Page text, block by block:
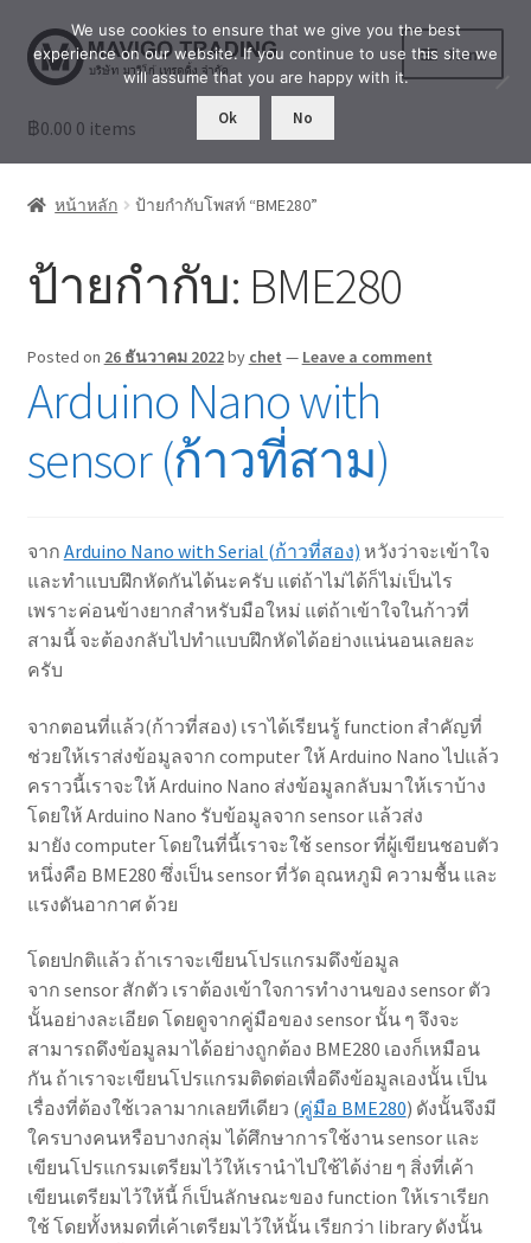
Skip
to
Skip
to
Menu
ร้านค้า
บัญชีผู้ใช้ของฉัน
฿0.00 0 items
หน้าหลัก ป้ายกำกับโพสท์ “BME280”
ป้ายกำกับ: BME280
Posted on 26 ธันวาคม 2022by chet — Leave a comment
Arduino Nano with
sensor (ก้าวที่สาม)
จาก Arduino Nano with Serial (ก้าวที่สอง) หวังว่าจะเข้าใจ
และทำแบบฝึกหัดกันได้นะครับ แต่ถ้าไม่ได้ก็ไม่เป็นไร
เพราะค่อนข้างยากสำหรับมือใหม่ แต่ถ้าเข้าใจในก้าวที่
สามนี้ จะต้องกลับไปทำแบบฝึกหัดได้อย่างแน่นอนเลยละ
ครับ
จากตอนที่แล้ว(ก้าวที่สอง) เราได้เรียนรู้ function สำคัญที่
ช่วยให้เราส่งข้อมูลจาก computer ให้ Arduino Nano ไปแล้ว
คราวนี้เราจะให้ Arduino Nano ส่งข้อมูลกลับมาให้เราบ้าง
โดยให้ Arduino Nano รับข้อมูลจาก sensor แล้วส่ง
มายัง computer โดยในที่นี้เราจะใช้ sensor ที่ผู้เขียนชอบตัว
หนึ่งคือ BME280 ซึ่งเป็น sensor ที่วัด อุณหภูมิ ความชื้น และ
แรงดันอากาศ ด้วย
โดยปกติแล้ว ถ้าเราจะเขียนโปรแกรมดึงข้อมูล
จาก sensor สักตัว เราต้องเข้าใจการทำงานของ sensor ตัว
นั้นอย่างละเอียด โดยดูจากคู่มือของ sensor นั้น ๆ จึงจะ
สามารถดึงข้อมูลมาได้อย่างถูกต้อง BME280 เองก็เหมือน
กัน ถ้าเราจะเขียนโปรแกรมติดต่อเพื่อดึงข้อมูลเองนั้น เป็น
เรื่องที่ต้องใช้เวลามากเลยทีเดียว (คู่มือ BME280) ดังนั้นจึงมี
ใครบางคนหรือบางกลุ่ม ได้ศึกษาการใช้งาน sensor และ
เขียนโปรแกรมเตรียมไว้ให้เรานำไปใช้ได้ง่าย ๆ สิ่งที่เค้า
เขียนเตรียมไว้ให้นี้ ก็เป็นลักษณะของ function ให้เราเรียก
ใช้ โดยทั้งหมดที่เค้าเตรียมไว้ให้นั้น เรียกว่า library ดังนั้น
We use cookies to ensure that we give you the best
experience on our website. If you continue to use this site we
will assume that you are happy with it.
Ok No